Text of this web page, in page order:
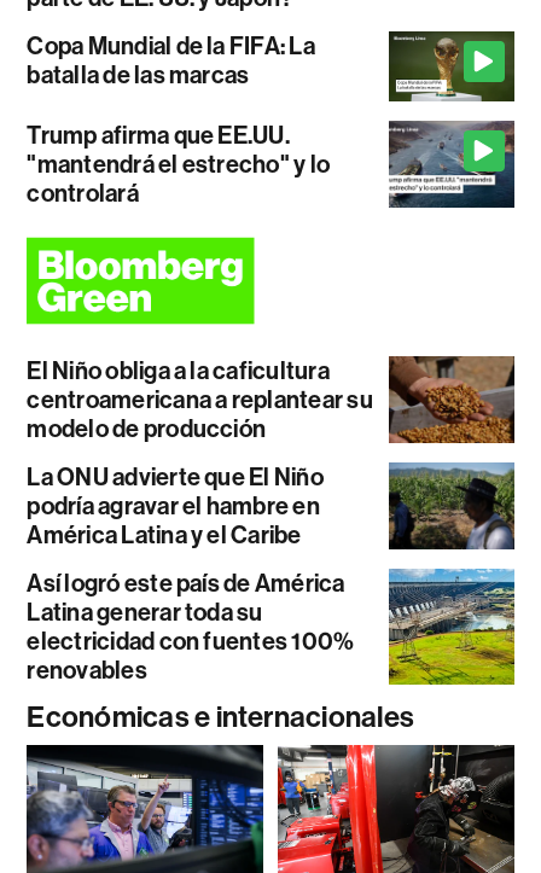
Copa Mundial de la FIFA: La
batalla de las marcas
Trump afirma que EE.UU.
"mantendrá el estrecho" y lo
controlará
El Niño obliga a la caficultura
centroamericana a replantear su
modelo de producción
La ONU advierte que El Niño
podría agravar el hambre en
América Latina y el Caribe
Así logró este país de América
Latina generar toda su
electricidad con fuentes 100%
renovables
Económicas e internacionales